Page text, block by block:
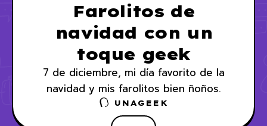
Farolitos de
navidad con un
toque geek
7 de diciembre, mi día favorito de la
navidad y mis farolitos bien ñoños.
UNAGEEK